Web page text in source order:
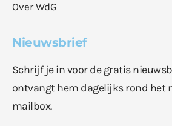
Over WdG
Nieuwsbrief
Schrijf je in voor de gratis
ontvangt hem dagelijks rond het
mailbox.